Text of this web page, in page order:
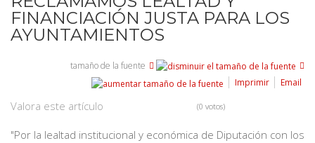
FINANCIACIÓN JUSTA PARA LOS
AYUNTAMIENTOS
tamaño de la fuente
Imprimir
Email
Valora este artículo (0 votos)
"Por la lealtad institucional y económica de Diputación con los